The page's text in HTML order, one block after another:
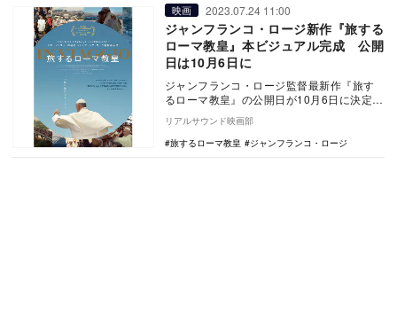
映画 2023.07.24 11:00
ジャンフランコ・ロージ新作『旅する
ローマ教皇』本ビジュアル完成 公開
日は10月6日に
ジャンフランコ・ロージ監督最新作『旅す
るローマ教皇』の公開日が10月6日に決定
し、あわせて本ビジュアルが公開された。
ヨーロ…
リアルサウンド映画部
旅するローマ教皇
ジャンフランコ・ロージ